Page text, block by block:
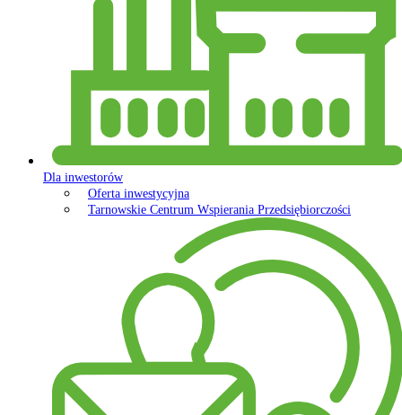
Dla inwestorów
Oferta inwestycyjna
Tarnowskie Centrum Wspierania Przedsiębiorczości